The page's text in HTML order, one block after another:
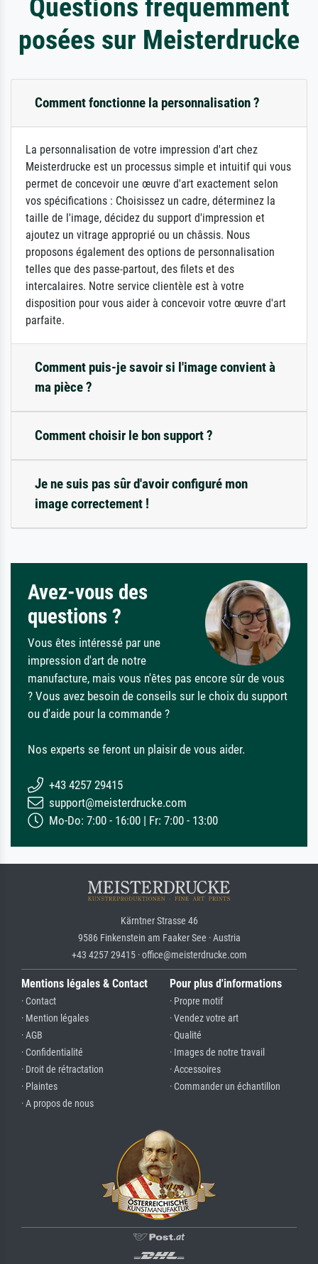
Questions fréquemment
posées sur Meisterdrucke
Comment fonctionne la personnalisation ?
La personnalisation de votre impression d'art chez
Meisterdrucke est un processus simple et intuitif qui vous
permet de concevoir une œuvre d'art exactement selon
vos spécifications : Choisissez un cadre, déterminez la
taille de l'image, décidez du support d'impression et
ajoutez un vitrage approprié ou un châssis. Nous
proposons également des options de personnalisation
telles que des passe-partout, des filets et des
intercalaires. Notre service clientèle est à votre
disposition pour vous aider à concevoir votre œuvre d'art
parfaite.
Comment puis-je savoir si l'image convient à
ma pièce ?
Comment choisir le bon support ?
Je ne suis pas sûr d'avoir configuré mon
image correctement !
Avez-vous des
questions ?
Vous êtes intéressé par une
impression d'art de notre
manufacture, mais vous n'êtes pas encore sûr de vous
? Vous avez besoin de conseils sur le choix du support
ou d'aide pour la commande ?
Nos experts se feront un plaisir de vous aider.
+43 4257 29415
support@meisterdrucke.com
Mo-Do: 7:00 - 16:00 | Fr: 7:00 - 13:00
Kärntner Strasse 46
9586 Finkenstein am Faaker See · Austria
+43 4257 29415 · office@meisterdrucke.com
Mentions légales & Contact
· Contact
· Mention légales
· AGB
· Confidentialité
· Droit de rétractation
· Plaintes
· A propos de nous
Pour plus d'informations
· Propre motif
· Vendez votre art
· Qualité
· Images de notre travail
· Accessoires
· Commander un échantillon